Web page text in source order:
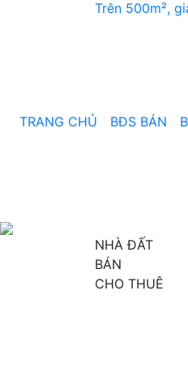
TRANG CHỦ BĐS BÁN
NHÀ ĐẤT
BÁN
CHO THUÊ